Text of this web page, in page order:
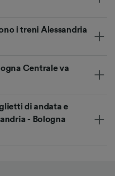
i treni Alessandria
Centrale va
di andata e
- Bologna